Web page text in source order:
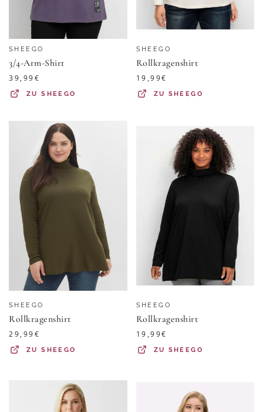
SHEEGO
3/4-Arm-Shirt
39,99€
ZUSHEEGO
SHEEGO
Rollkragenshirt
19,99€
ZU SHEEGO
SHEEGO
Rollkragenshirt
29,99€
ZUSHEEGO
SHEEGO
Rollkragenshirt
19,99€
ZU SHEEGO